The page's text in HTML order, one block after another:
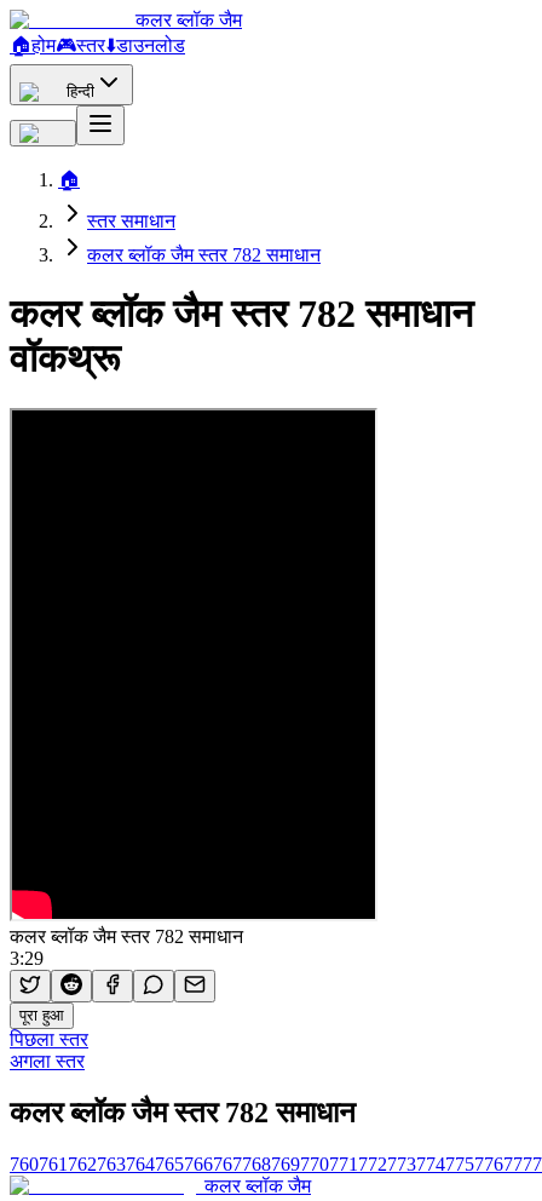
कलर ब्लॉक जैम
🏠होम🎮स्तर⬇️डाउनलोड
हिन्दी
🏠
स्तर समाधान
कलर ब्लॉक जैम स्तर 782 समाधान
कलर ब्लॉक जैम स्तर 782 समाधान
वॉकथ्रू
कलर ब्लॉक जैम स्तर 782 समाधान
3:29
पूरा हुआ
पिछला स्तर
अगला स्तर
कलर ब्लॉक जैम स्तर 782 समाधान
760761 762763764765766767768769770771 772773774775776777
कलर ब्लॉक जैम